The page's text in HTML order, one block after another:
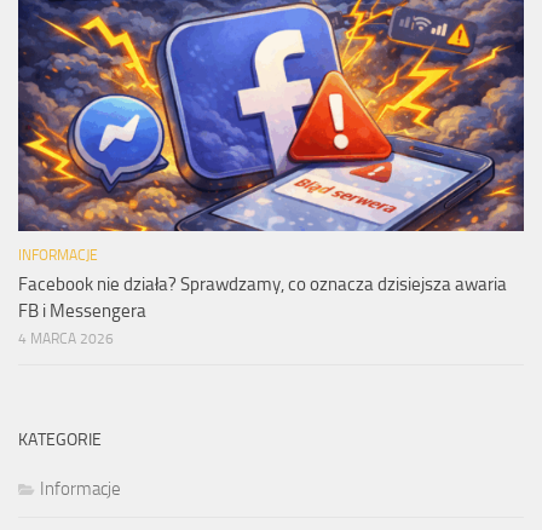
INFORMACJE
Facebook nie działa? Sprawdzamy, co oznacza dzisiejsza awaria
FB i Messengera
4 MARCA 2026
KATEGORIE
Informacje